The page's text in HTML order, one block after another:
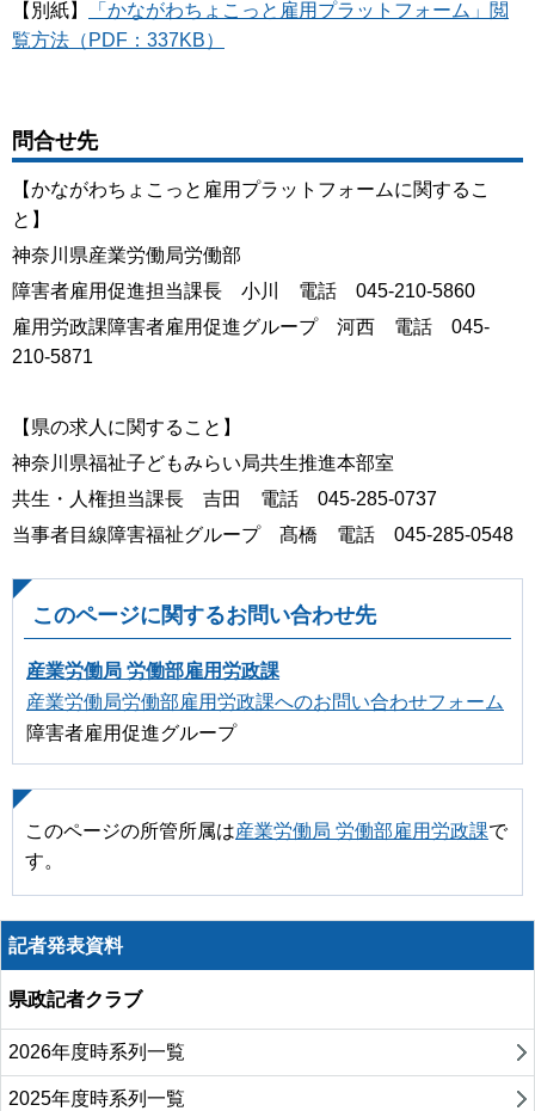
【別紙】
「かながわちょこっと雇用プラットフォーム」閲
覧方法（PDF：337KB）
問合せ先
【かながわちょこっと雇用プラットフォームに関するこ
と】
神奈川県産業労働局労働部
障害者雇用促進担当課長 小川 電話 045-210-5860
雇用労政課障害者雇用促進グループ 河西 電話 045-
210-5871
【県の求人に関すること】
神奈川県福祉子どもみらい局共生推進本部室
共生・人権担当課長 吉田 電話 045-285-0737
当事者目線障害福祉グループ 髙橋 電話 045-285-0548
このページに関するお問い合わせ先
産業労働局 労働部雇用労政課
産業労働局労働部雇用労政課へのお問い合わせフォーム
障害者雇用促進グループ
このページの所管所属は産業労働局 労働部雇用労政課で
す。
記者発表資料
県政記者クラブ
2026年度時系列一覧
2025年度時系列一覧